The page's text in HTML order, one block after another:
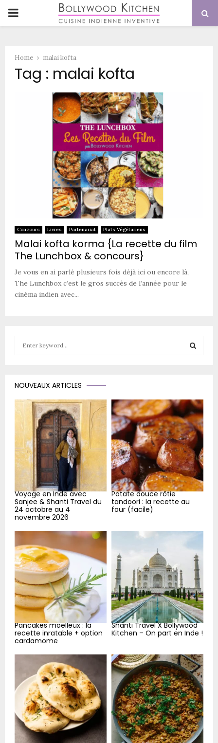
PRIMARY
Home malai kofta
Tag : malai kofta
Concours Livres Partenariat Plats Végétariens
Malai kofta korma {La recette du film
The Lunchbox & concours}
Je vous en ai parlé plusieurs fois déjà ici ou encore là,
The Lunchbox c’est le gros succès de l’année pour le
cinéma indien avec...
c
f
o
A
R
C
H
NOUVEAUX ARTICLES
Voyage en Inde avec
Sanjee & Shanti Travel du
24 octobre au 4
novembre 2026
Patate douce rôtie
tandoori : la recette au
four (facile)
Pancakes moelleux : la
recette inratable + option
cardamome
Shanti Travel X Bollywood
Kitchen – On part en Inde !